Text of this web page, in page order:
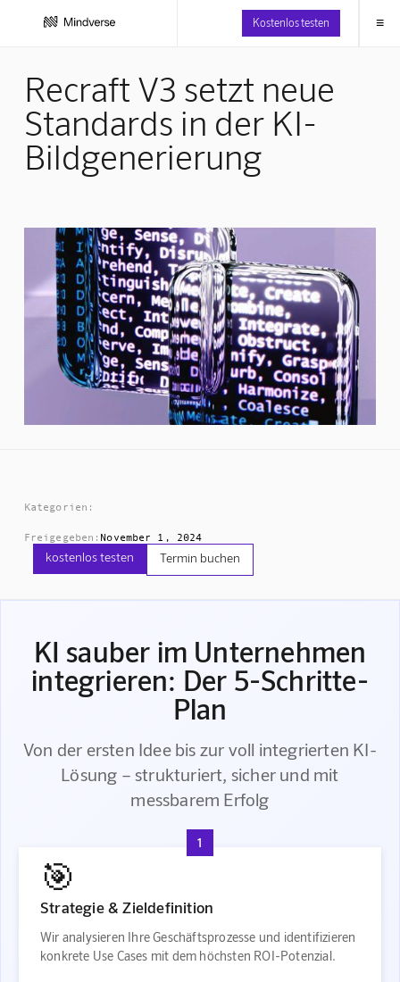
Kostenlos testen ≡
Recraft V3 setzt neue
Standards in der KI-
Bildgenerierung
Kategorien:
Freigegeben: November 1, 2024
kostenlos testen Termin buchen
KI sauber im Unternehmen
integrieren: Der 5-Schritte-
Plan
Von der ersten Idee bis zur voll integrierten KI-
Lösung – strukturiert, sicher und mit
messbarem Erfolg
1
🎯
Strategie & Zieldefinition
Wir analysieren Ihre Geschäftsprozesse und identifizieren
konkrete Use Cases mit dem höchsten ROI-Potenzial.